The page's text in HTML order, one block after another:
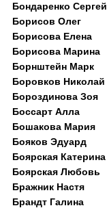
Бондаренко Сергей
Борисов Олег
Борисова Елена
Борисова Марина
Борнштейн Марк
Боровков Николай
Бороздинова Зоя
Боссарт Алла
Бошакова Мария
Бояков Эдуард
Боярская Катерина
Боярская Любовь
Бражник Настя
Брандт Галина